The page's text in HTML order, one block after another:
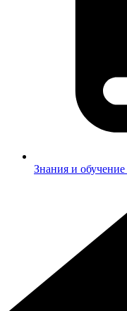
Знания и обучение